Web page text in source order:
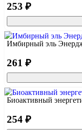
253 ₽
Имбирный эль
261 ₽
Биоактивный
254 ₽